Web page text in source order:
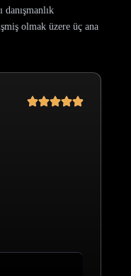
olmak üzere üç ana